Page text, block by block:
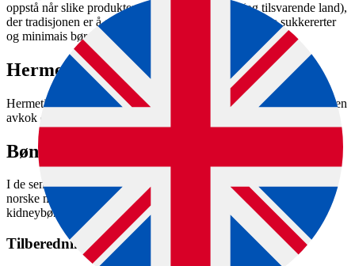
oppstå når slike produkter importeres til Norge (og tilsvarende land),
der tradisjonen er å spise slike produkter rå. Importerte sukkererter
og minimais bør derfor gis et raskt oppkok før de spises.
Hermetisk varer er ok
Hermetiske varer av de nevnte produktene kan imidlertid spises uten
avkok eller ny varmebehandling.
Bønner og erter
I de senere år er det kommet flere typer tørkede bønner på det
norske markedet. Vi vet at det er et høyt innhold av lektiner i
kidneybønner, og også i andre bønnesorter.
Tilberedning: